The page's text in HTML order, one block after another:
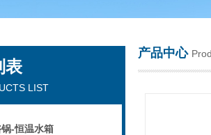
表
LIST
-恒温水箱
产品中心